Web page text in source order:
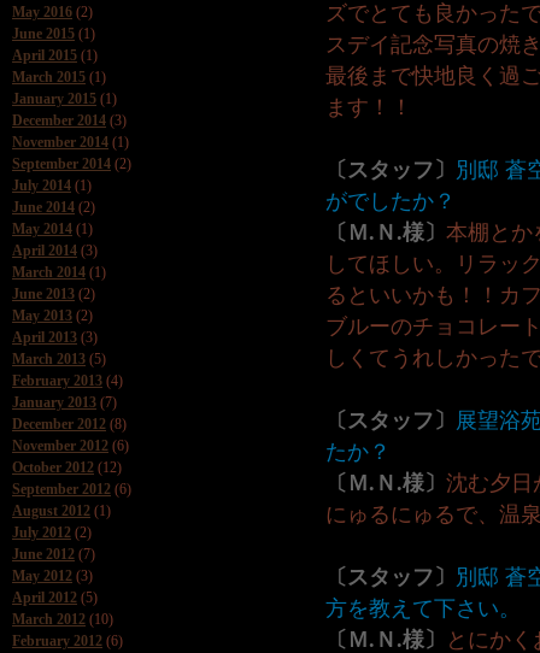
May 2016 (2)
June 2015 (1)
April 2015 (1)
March 2015 (1)
January 2015 (1)
December 2014 (3)
November 2014 (1)
September 2014 (2)
July 2014 (1)
June 2014 (2)
May 2014 (1)
April 2014 (3)
March 2014 (1)
June 2013 (2)
May 2013 (2)
April 2013 (3)
March 2013 (5)
February 2013 (4)
January 2013 (7)
December 2012 (8)
November 2012 (6)
October 2012 (12)
September 2012 (6)
August 2012 (1)
July 2012 (2)
June 2012 (7)
May 2012 (3)
April 2012 (5)
March 2012 (10)
February 2012 (6)
ズでとても良かった
スデイ記念写真の焼
最後まで快地良く過
ます！！
〔スタッフ〕 別邸 蒼
がでしたか？
〔Ｍ.Ｎ.様〕 本棚とか
してほしい。リラッ
るといいかも！！カ
ブルーのチョコレー
しくてうれしかった
〔スタッフ〕 展望浴
たか？
〔Ｍ.Ｎ.様〕 沈む夕日
にゅるにゅるで、温
〔スタッフ〕 別邸 蒼
方を教えて下さい。
〔Ｍ.Ｎ.様〕
とにか